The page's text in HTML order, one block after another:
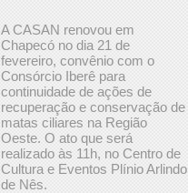
A CASAN renovou em
Chapecó no dia 21 de
fevereiro, convênio com o
Consórcio Iberê para
continuidade de ações de
recuperação e conservação de
matas ciliares na Região
Oeste. O ato que será
realizado às 11h, no Centro de
Cultura e Eventos Plínio Arlindo
de Nês.